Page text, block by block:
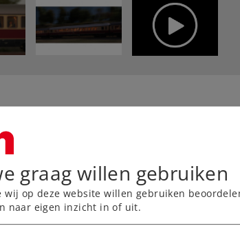
in het
die digitaal
graag willen gebruiken
op deze website willen gebruiken
naar eigen inzicht in of uit.